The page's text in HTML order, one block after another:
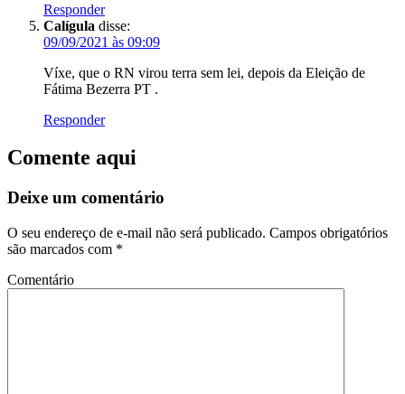
Responder
Calígula disse:
09/09/2021 às 09:09
Víxe, que o RN virou terra sem lei, depois da Eleição de
Fátima Bezerra PT .
Responder
Comente aqui
Deixe um comentário
O seu endereço de e-mail não será publicado. Campos obrigatórios
são marcados com *
Comentário